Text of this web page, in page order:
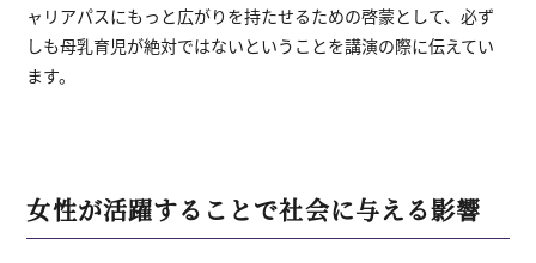
ャリアパスにもっと広がりを持たせるための啓蒙として、必ず
しも母乳育児が絶対ではないということを講演の際に伝えてい
ます。
女性が活躍することで社会に与える影響